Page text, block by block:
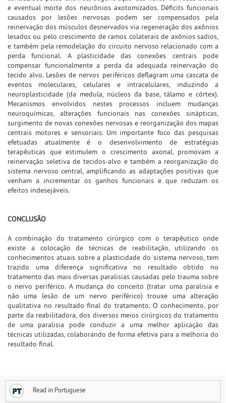
e eventual morte dos neurônios axotomizados. Déficits funcionais
causados por lesões nervosas podem ser compensados pela
reinervação dos músculos desnervados via regeneração dos axônios
lesados ou pelo crescimento de ramos colaterais de axônios sadios,
e também pela remodelação do circuito nervoso relacionado com a
perda funcional. A plasticidade das conexões centrais pode
compensar funcionalmente a perda da adequada reinervação do
tecido alvo. Lesões de nervos periféricos deflagram uma cascata de
eventos moleculares, celulares e intracelulares, induzindo a
neuroplasticidade (da medula, núcleos da base, tálamo e córtex).
Mecanismos envolvidos nestes processos incluem mudanças
neuroquímicas, alterações funcionais nas conexões sinápticas,
surgimento de novas conexões nervosas e reorganização dos mapas
centrais motores e sensoriais. Um importante foco das pesquisas
efetuadas atualmente é o desenvolvimento de estratégias
terapêuticas que estimulem o crescimento axonal, promovam a
reinervação seletiva de tecidos-alvo e também a reorganização do
sistema nervoso central, amplificando as adaptações positivas que
venham a incrementar os ganhos funcionais e que reduzam os
efeitos indesejáveis.
CONCLUSÃO
A combinação do tratamento cirúrgico com o terapêutico onde
existe a colocação de técnicas de reabilitação, utilizando os
conhecimentos atuais sobre a plasticidade do sistema nervoso, tem
trazido uma diferença significativa no resultado obtido no
tratamento das mais diversas paralisias causadas pelo trauma sobre
o nervo periférico. A mudança do conceito (tratar uma paralisia e
não uma lesão de um nervo periférico) trouxe uma alteração
qualitativa no resultado final do tratamento. O conhecimento, por
parte da reabilitadora, dos diversos meios cirúrgicos do tratamento
de uma paralisia pode conduzir a uma melhor aplicação das
técnicas utilizadas, colaborando de forma efetiva para a melhoria do
resultado final.
Read in Portuguese